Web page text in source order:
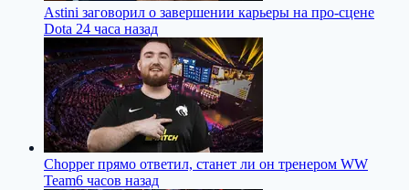
Astini заговорил о завершении карьеры на про-сцене
Dota 24 часа назад
Chopper прямо ответил, станет ли он тренером WW
Team6 часов назад